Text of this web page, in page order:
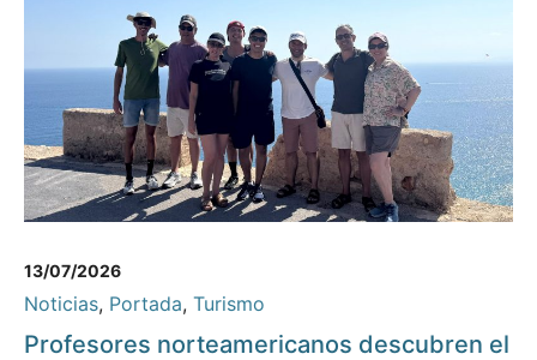
13/07/2026
Noticias, Portada, Turismo
Profesores norteamericanos descubren el